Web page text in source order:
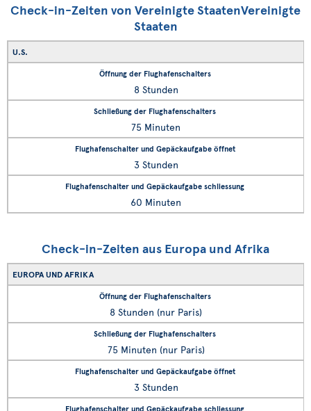
Check-in-Zeiten von Vereinigte StaatenVereinigte
Staaten
U.S.
8 Stunden
75 Minuten
3 Stunden
60 Minuten
Check-in-Zeiten aus Europa und Afrika
EUROPA UND AFRIKA
8 Stunden (nur Paris)
75 Minuten (nur Paris)
3 Stunden